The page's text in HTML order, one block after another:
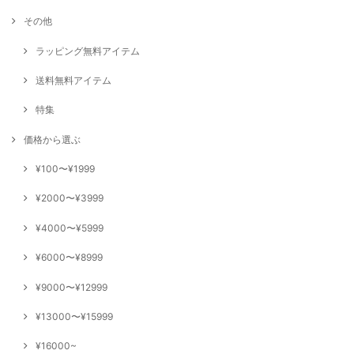
その他
ラッピング無料アイテム
送料無料アイテム
特集
価格から選ぶ
¥100〜¥1999
¥2000〜¥3999
¥4000〜¥5999
¥6000〜¥8999
¥9000〜¥12999
¥13000〜¥15999
¥16000~